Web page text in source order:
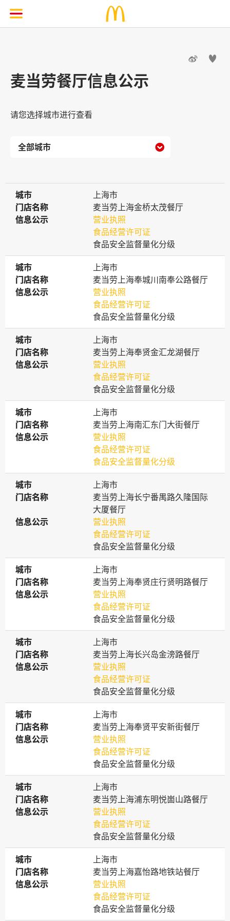
 
麦当劳餐厅信息公示
请您选择城市进行查看

城市
城市
上海市
门店名称
门店名称
麦当劳上海金桥太茂餐厅
信息公示
信息公示
营业执照
食品经营许可证
食品安全监督量化分级
城市
城市
上海市
门店名称
门店名称
麦当劳上海奉城川南奉公路餐厅
信息公示
信息公示
营业执照
食品经营许可证
食品安全监督量化分级
城市
城市
上海市
门店名称
门店名称
麦当劳上海奉贤金汇龙湖餐厅
信息公示
信息公示
营业执照
食品经营许可证
食品安全监督量化分级
城市
城市
上海市
门店名称
门店名称
麦当劳上海南汇东门大街餐厅
信息公示
信息公示
营业执照
食品经营许可证
食品安全监督量化分级
城市
城市
上海市
门店名称
门店名称
麦当劳上海长宁番禺路久隆国际
大厦餐厅
信息公示
信息公示
营业执照
食品经营许可证
食品安全监督量化分级
城市
城市
上海市
门店名称
门店名称
麦当劳上海奉贤庄行贤明路餐厅
信息公示
信息公示
营业执照
食品经营许可证
食品安全监督量化分级
城市
城市
上海市
门店名称
门店名称
麦当劳上海长兴岛金滂路餐厅
信息公示
信息公示
营业执照
食品经营许可证
食品安全监督量化分级
城市
城市
上海市
门店名称
门店名称
麦当劳上海奉贤平安新街餐厅
信息公示
信息公示
营业执照
食品经营许可证
食品安全监督量化分级
城市
城市
上海市
门店名称
门店名称
麦当劳上海浦东明悦崮山路餐厅
信息公示
信息公示
营业执照
食品经营许可证
食品安全监督量化分级
城市
城市
上海市
门店名称
门店名称
麦当劳上海嘉怡路地铁站餐厅
信息公示
信息公示
营业执照
食品经营许可证
食品安全监督量化分级